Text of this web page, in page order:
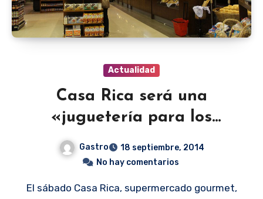
Actualidad
Casa Rica será una
«juguetería para los
Gastro
18 septiembre, 2014
No hay comentarios
El sábado Casa Rica, supermercado gourmet,